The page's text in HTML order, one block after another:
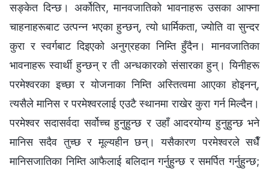
सङ्केत दिन्छ। अर्कोतिर, मानवजातिको भावनाहरू उसका आफ्ना
चाहनाहरूबाट उत्पन्‍न भएका हुन्छन्, त्यो धार्मिकता, ज्योति वा सुन्दर
कुरा र स्वर्गबाट दिइएको अनुग्रहका निम्ति हुँदैन। मानवजातिका
भावनाहरू स्वार्थी हुन्छन् र ती अन्धकारको संसारका हुन्। यिनीहरू
परमेश्‍वरका इच्छा र योजनाका निम्ति अस्तित्वमा आएका होइनन्,
त्यसैले मानिस र परमेश्‍वरलाई एउटै स्थानमा राखेर कुरा गर्न मिल्दैन।
परमेश्‍वर सदासर्वदा सर्वोच्‍च हुनुहुन्छ र उहाँ आदरयोग्य हुनुहुन्छ भने
मानिस सदैव तुच्छ र मूल्यहीन छन्। यसैकारण परमेश्‍वरले सधैँ
मानिसजातिका निम्ति आफैलाई बलिदान गर्नुहुन्छ र समर्पित गर्नुहुन्छ;